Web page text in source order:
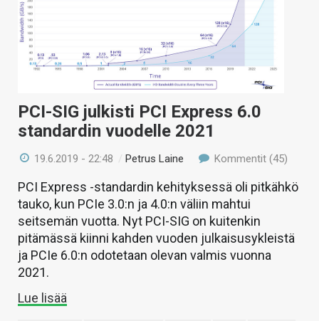
PCI-SIG julkisti PCI Express 6.0
standardin vuodelle 2021
19.6.2019 - 22:48 /Petrus Laine Kommentit (45)
PCI Express -standardin kehityksessä oli pitkähkö
tauko, kun PCIe 3.0:n ja 4.0:n väliin mahtui
seitsemän vuotta. Nyt PCI-SIG on kuitenkin
pitämässä kiinni kahden vuoden julkaisusykleistä
ja PCIe 6.0:n odotetaan olevan valmis vuonna
2021.
Lue lisää